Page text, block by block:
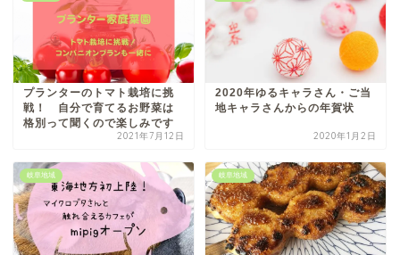
プランターのトマト栽培に挑
戦！ 自分で育てるお野菜は
格別って聞くので楽しみです
2021年7月12日
2020年ゆるキャラさん・ご当
地キャラさんからの年賀状
2020年1月2日
岐阜地域 岐阜地域